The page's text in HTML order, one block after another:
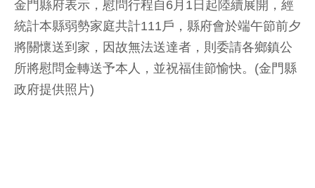
金門縣府表示，慰問行程自6月1日起陸續展開，經
統計本縣弱勢家庭共計111戶，縣府會於端午節前夕
將關懷送到家，因故無法送達者，則委請各鄉鎮公
所將慰問金轉送予本人，並祝福佳節愉快。(金門縣
政府提供照片)